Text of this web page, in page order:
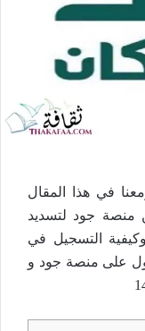
في هذا المقال
جود لتسديد
التسجيل في
على منصة جود و